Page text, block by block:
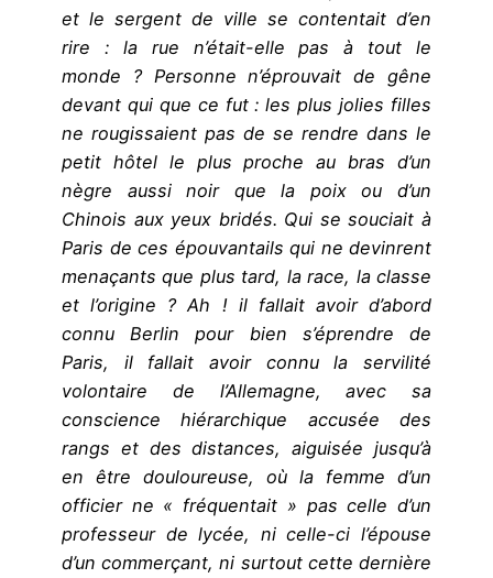
et le sergent de ville se contentait d’en
rire : la rue n’était-elle pas à tout le
monde ? Personne n’éprouvait de gêne
devant qui que ce fut : les plus jolies filles
ne rougissaient pas de se rendre dans le
petit hôtel le plus proche au bras d’un
nègre aussi noir que la poix ou d’un
Chinois aux yeux bridés. Qui se souciait à
Paris de ces épouvantails qui ne devinrent
menaçants que plus tard, la race, la classe
et l’origine ? Ah ! il fallait avoir d’abord
connu Berlin pour bien s’éprendre de
Paris, il fallait avoir connu la servilité
volontaire de l’Allemagne, avec sa
conscience hiérarchique accusée des
rangs et des distances, aiguisée jusqu’à
en être douloureuse, où la femme d’un
officier ne « fréquentait » pas celle d’un
professeur de lycée, ni celle-ci l’épouse
d’un commerçant, ni surtout cette dernière